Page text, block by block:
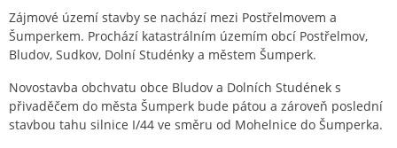
Zájmové území stavby se nachází mezi Postřelmovem a
Šumperkem. Prochází katastrálním územím obcí Postřelmov,
Bludov, Sudkov, Dolní Studénky a městem Šumperk.
Novostavba obchvatu obce Bludov a Dolních Studének s
přivaděčem do města Šumperk bude pátou a zároveň poslední
stavbou tahu silnice I/44 ve směru od Mohelnice do Šumperka.